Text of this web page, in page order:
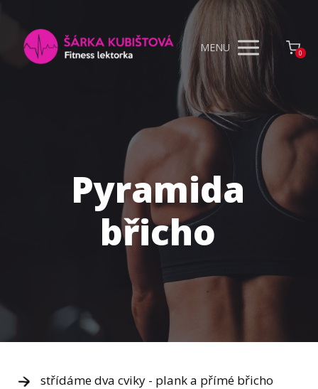
MENU 0
Pyramida
břicho
střídáme dva cviky - plank a přímé břicho